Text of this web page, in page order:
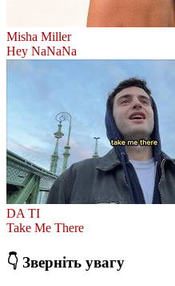
Misha Miller
Hey NaNaNa
DA TI
Take Me There
👇 Зверніть увагу